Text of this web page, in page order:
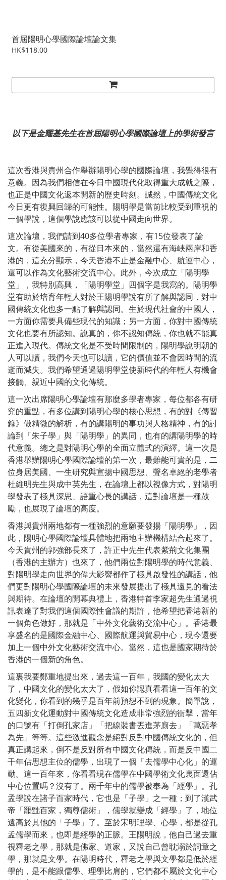
首屆陽明心學國際論壇論文集
HK$118.00
以下是金耀基先生在首屆陽明心學國際論壇上的學術發言
這次香港與貴州合作舉辦陽明心學的國際論壇，我覺得很有
意義。因為我們相信在今日中國現代化取得重大成就之際，
也正是中國文化返本開新的歷史時刻。誠然，中國傳統文化
今日更有復興回歸的可能性。陽明學是當前比較受到重視的
一個學說，這個學說應該可以從中國走向世界。
這次論壇，我們請到40多位學者專家，有15位發表了論
文。有從美國來的，有從日本來的，當然還有海峽兩岸和香
港的，這充分顯示，今天香港不止是金融中心、航運中心，
還可以作為文化藝術交流中心。此外，今次成立「陽明學
堂」，我特別高興，「陽明學堂」四個字是我寫的。陽明學
堂有助於培育年輕人對於王陽明學說有所了解與認同，對中
國傳統文化也多一點了解與認同。生於現代社會的中國人，
一方面你需要具備些現代的知識；另一方面，你對中國傳統
文化也要有所認知。說真的，你不認知傳統，你也就不能真
正進入現代。傳統文化是不受時間限制的，陽明學說明朝的
人可以讀，我們今天也可以讀，它的價值並不會因時間的流
逝而減失。我們希望通過陽明學堂使新時代的年輕人有機會
接觸、親近中國的文化傳統。
這一次出席陽明心學論壇有那麼多學者專家，每位都各有研
究的重點，有多位講到陽明心學的核心思想，有的對《傳習
錄》做精微的解析，有的講陽明的事功與人格精神，有的討
論到「朱子學」與「陽明學」的異同，也有的講陽明學的時
代意義。總之是對陽明心學的全面立體式的演繹。這一次是
香港舉辦陽明心學國際論壇的第一次，最難能可貴的是，二
位身居美國、一生研究與宣揚中國思想、聲名卓絕的老學者
杜維明先生與成中英先生，在論壇上都以視像方式，對陽明
學發表了極具深思、語重心長的講話，這對論壇是一種鼓
勵，也展現了論壇的高度。
香港與貴州兩地都有一種強烈的意願要發揚「陽明學」，因
此，陽明心學國際論壇具體地把兩地主辦機構結合起來了。
今天貴州的郭強部長來了，許正中先生代表紫荊文化集團
（香港的主辦方）也來了，他們兩位對陽明學的時代意義、
對陽明學走向世界的偉大影響都作了極具啟發性的講話，他
們更對陽明心學國際論壇的未來發展提出了極具遠見的看法
與期待。在論壇的開幕典禮上，香港特首李家超先生通過視
訊表達了對我們這個國際性會議的期許，他希望把香港新的
一個角色做好，那就是「中外文化藝術交流中心」。香港最
享盛名的是國際金融中心、國際航運與貿易中心，現今還要
加上一個中外文化藝術交流中心。當然，這也是國家期待於
香港的一個新的角色。
這裏我要鄭重地提出來，過去這一百年，我國的變化太大
了，中國文化的變化太大了，假如你認真看看這一百年的文
化變化，你看到的幾乎是百年前預想不到的現象。簡單說，
五四新文化運動對中國傳統文化造成非常強烈的衝擊，當年
的口號有「打倒孔家店」「把線裝書丟進茅廁去」「萬惡孝
為先」等等。這些激進觀念是絕對反對中國傳統文化的，但
真正講起來，倒不是反對所有中國文化傳統，而是反中國二
千年佔思想主位的儒學，出現了一個「去儒學中心化」的運
動。這一百年來，你看看現在儒學在中國學術文化裏面還佔
中心位置嗎？沒有了。兩千年中的儒學被奉為「經學」。孔
孟學說在諸子百家時代，它也是「子學」之一種；到了漢武
帝「罷黜百家，獨尊儒術」，儒學就變成「經學」了，地位
遠高於其他的「子學」了。至於宋明理學、心學，都是從孔
孟儒學而來，也即是經學的正脈。王陽明說，他自己過去重
視釋老之學，那就是佛家、道家，又說自己曾耽溺於詞章之
學，那就是文學。在陽明時代，釋老之學與文學都是低於經
學的，是不能跟儒學、理學比肩的，它們都不屬於文化中心